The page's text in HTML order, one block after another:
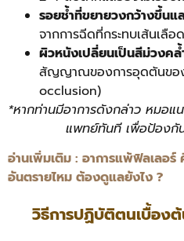
รอยช้ำที่ขยายวงกว้างขึ้นแ
จากการฉีดที่กระทบเส้นเลือด
ผิวหนังเปลี่ยนเป็นสีม่วงค
สัญญาณของการอุดตันขอ
occlusion)
*หากท่านมีอาการดังกล่าว หมอแน
แพทย์ทันที เพื่อป้องกั
อ่านเพิ่มเติม : อาการแพ้ฟิลเลอร์
อันตรายไหม ต้องดูแลยังไง ?
วิธีการปฏิบัติตนเบื้อง